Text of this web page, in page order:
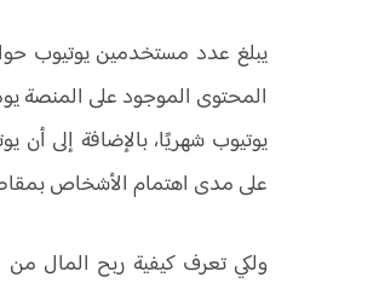
على مدى اهتمام الأشخاص
ولكي تعرف كيفية ربح المال من